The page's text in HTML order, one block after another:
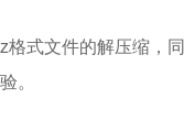
式文件的解压缩，
。